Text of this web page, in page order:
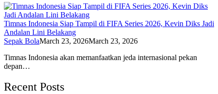
Timnas Indonesia Siap Tampil di FIFA Series 2026, Kevin Diks Jadi
Andalan Lini Belakang
Sepak BolaMarch 23, 2026March 23, 2026
Timnas Indonesia akan memanfaatkan jeda internasional pekan
depan…
Recent Posts